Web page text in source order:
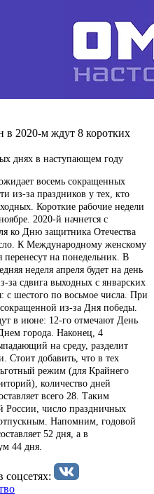
в 2020-м ждут 8 коротких
днях в наступающем году
восемь сокращенных
из-за праздников у тех, кто
Короткие рабочие недели
2020-й начнется с
ко Дню защитника Отечества
К Международному женскому
перенесут на понедельник. В
неделя апреля будет на день
за сдвига выходных с январских
с шестого по восьмое числа. При
из-за Дня победы.
в июне: 12-го отмечают День
города. Наконец, 4
на среду, разделит
Стоит добавить, что в тех
режим (для Крайнего
количество дней
всего 28. Таким
России, число праздничных
отпускным. Напомним, годовой
52 дня, а в
44 дня.
соцсетях: